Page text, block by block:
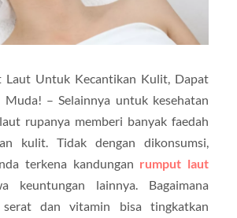
Laut Untuk Kecantikan Kulit, Dapat
– Selainnya untuk kesehatan
rupanya memberi banyak faedah
kulit. Tidak dengan dikonsumsi,
terkena kandungan rumput laut
keuntungan lainnya. Bagaimana
dan vitamin bisa tingkatkan